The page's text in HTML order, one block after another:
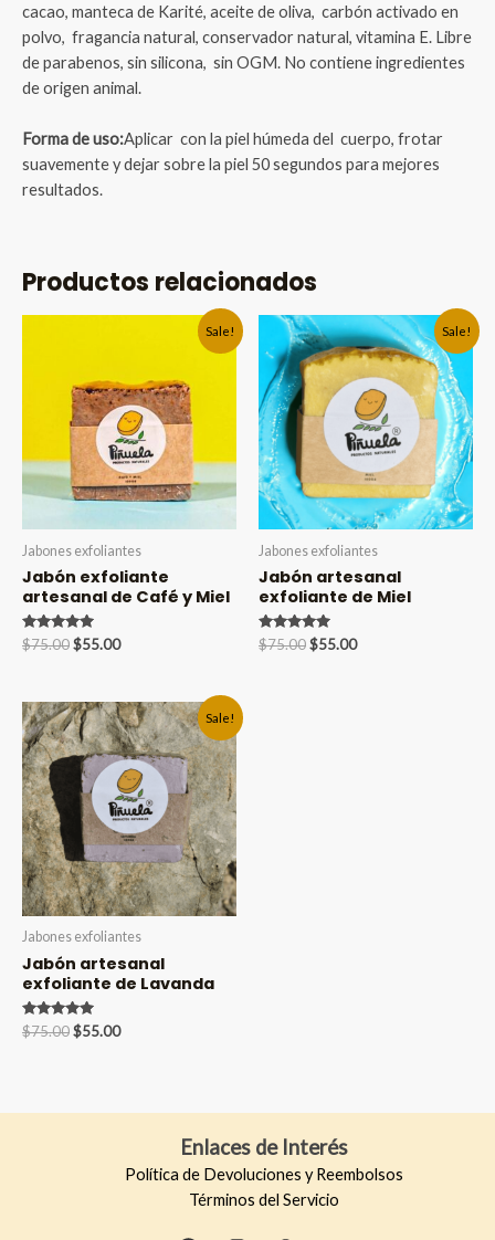
cacao, manteca de Karité, aceite de oliva, carbón activado en
polvo, fragancia natural, conservador natural, vitamina E. Libre
de parabenos, sin silicona, sin OGM. No contiene ingredientes
de origen animal.
Forma de uso:Aplicar con la piel húmeda del cuerpo, frotar
suavemente y dejar sobre la piel 50 segundos para mejores
resultados.
Productos relacionados
Sale!
Jabones exfoliantes
Jabón exfoliante
artesanal de Café y Miel
Valorado en
5.00
$75.00Original
$75.00.
$55.00Current
$55.00.
Sale!
Jabones exfoliantes
Jabón artesanal
exfoliante de Miel
Valorado en
5.00
$75.00Original
$55.00Current
Sale!
Jabones exfoliantes
Jabón artesanal
exfoliante de Lavanda
Valorado en
5.00
$75.00Original
$55.00Current
Enlaces de Interés
Política de Devoluciones y Reembolsos
Términos del Servicio